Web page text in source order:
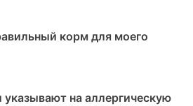
корм для моего
указывают на аллергическую